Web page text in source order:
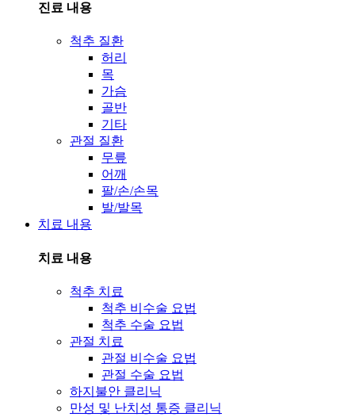
진료 내용
척추 질환
허리
목
가슴
골반
기타
관절 질환
무릎
어깨
팔/손/손목
발/발목
치료 내용
치료 내용
척추 치료
척추 비수술 요법
척추 수술 요법
관절 치료
관절 비수술 요법
관절 수술 요법
하지불안 클리닉
만성 및 난치성 통증 클리닉